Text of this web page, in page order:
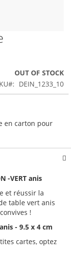
OUT OF STOCK
DEIN_1233_10
en carton pour
-VERT anis
et réussir la
table vert anis
!
- 9.5 x 4 cm
cartes, optez